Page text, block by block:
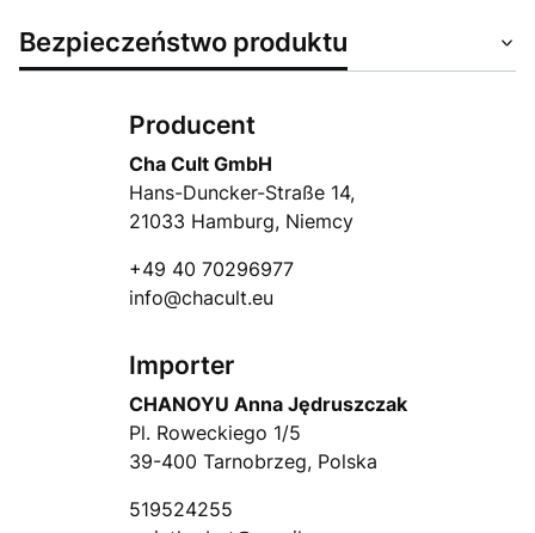
Bezpieczeństwo produktu
Producent
Cha Cult GmbH
Hans-Duncker-Straße 14,
21033 Hamburg, Niemcy
+49 40 70296977
info@chacult.eu
Importer
CHANOYU Anna Jędruszczak
Pl. Roweckiego 1/5
39-400 Tarnobrzeg, Polska
519524255